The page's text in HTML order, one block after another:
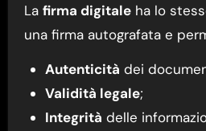
La firma digitaleha lo
una firma autografata e
Autenticità dei
Validità legale;
Integrità delle